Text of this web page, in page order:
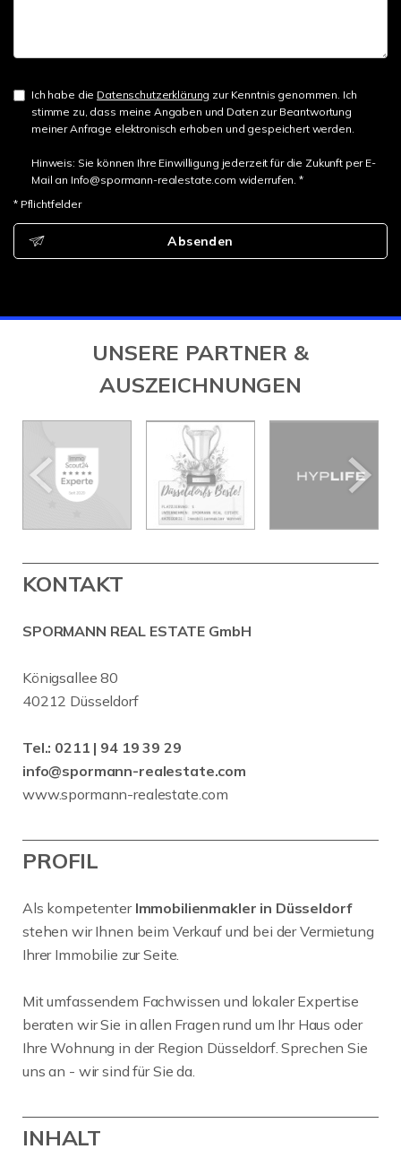
Ich habe die Datenschutzerklärung zur Kenntnis genommen. Ich
stimme zu, dass meine Angaben und Daten zur Beantwortung
meiner Anfrage elektronisch erhoben und gespeichert werden.
Hinweis: Sie können Ihre Einwilligung jederzeit für die Zukunft per E-
Mail an Info@spormann-realestate.com widerrufen. *
* Pflichtfelder
Absenden
UNSERE PARTNER &
AUSZEICHNUNGEN
KONTAKT
SPORMANN REAL ESTATE GmbH
Königsallee 80
40212 Düsseldorf
Tel.: 0211 | 94 19 39 29
info@spormann-realestate.com
www.spormann-realestate.com
PROFIL
Als kompetenter Immobilienmakler in Düsseldorf
stehen wir Ihnen beim Verkauf und bei der Vermietung
Ihrer Immobilie zur Seite.
Mit umfassendem Fachwissen und lokaler Expertise
beraten wir Sie in allen Fragen rund um Ihr Haus oder
Ihre Wohnung in der Region Düsseldorf. Sprechen Sie
uns an - wir sind für Sie da.
INHALT